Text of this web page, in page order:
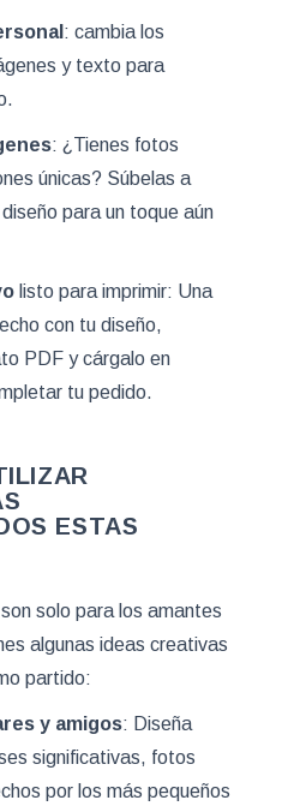
: cambia los
y texto para
: ¿Tienes fotos
únicas? Súbelas a
para un toque aún
listo para imprimir: Una
con tu diseño,
PDF y cárgalo en
tu pedido.
ESTAS
solo para los amantes
algunas ideas creativas
partido:
y amigos: Diseña
significativas, fotos
por los más pequeños